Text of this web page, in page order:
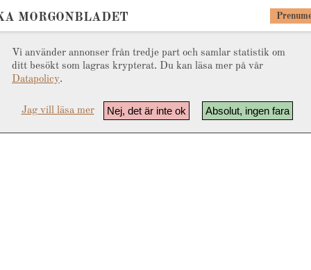
Vi använder annonser från tredje part och samlar statistik om
ditt besökt som lagras krypterat. Du kan läsa mer på vår
Datapolicy.
Absolut, ingen fara
Nej, det är inte ok
Jag vill läsa mer
MORGONBLADET